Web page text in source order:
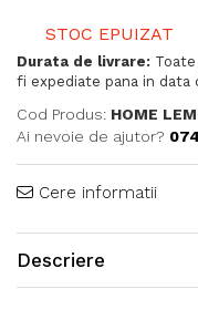
STOC EPUIZAT
Durata de livrare:
fi expediate pana in data
Cod Produs: HOME
Ai nevoie de ajutor?
Cere informatii
Descriere